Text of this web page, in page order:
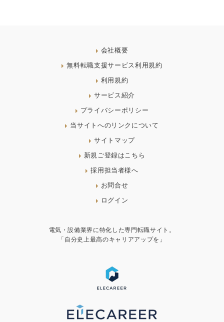
会社概要
無料転職支援サービス利用規約
利用規約
サービス紹介
プライバシーポリシー
当サイトへのリンクについて
サイトマップ
新規ご登録はこちら
採用担当者様へ
お問合せ
ログイン
電気・設備業界に特化した専門転職サイト。
「自分史上最高のキャリアアップを」